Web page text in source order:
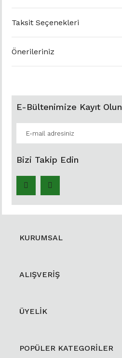
Taksit Seçenekleri
Önerileriniz
E-Bültenimize Kayıt Olun
Bizi Takip Edin
KURUMSAL
ALIŞVERİŞ
ÜYELİK
POPÜLER KATEGORİLER